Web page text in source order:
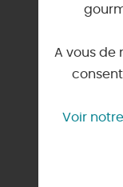
A vous de
Voir